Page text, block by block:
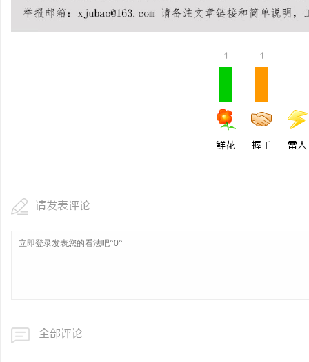
1
鲜花
1
握手 雷人
请发表评论
全部评论